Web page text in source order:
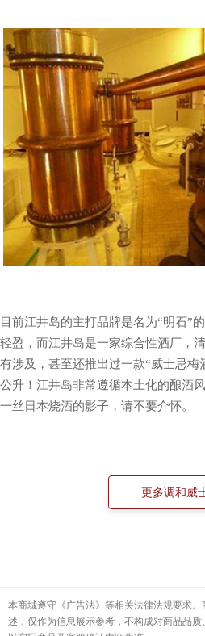
目前江井岛的主打品牌是名为“明石”
轻盈，而江井岛是一家综合性酒厂，
有涉及，甚至还推出过一款“威士忌梅
公升！江井岛非常遵循本土化的酿酒
一丝日本烧酒的影子，请不要介怀。
本商城遵守《广告法》等相关法律法规要求
述，仅作为信息展示参考，不构成对商品品